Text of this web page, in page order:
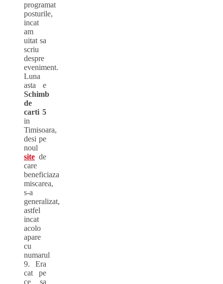
programat
posturile,
incat
am
uitat sa
scriu
despre
eveniment.
Luna
asta e
Schimb
de
carti 5
in
Timisoara,
desi pe
noul
site de
care
beneficiaza
miscarea,
s-a
generalizat,
astfel
incat
acolo
apare
cu
numarul
9. Era
cat pe
ce sa